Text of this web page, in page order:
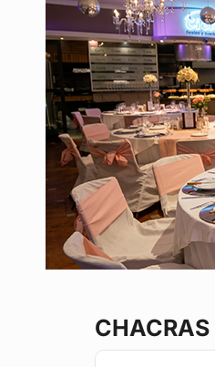
CHACRAS